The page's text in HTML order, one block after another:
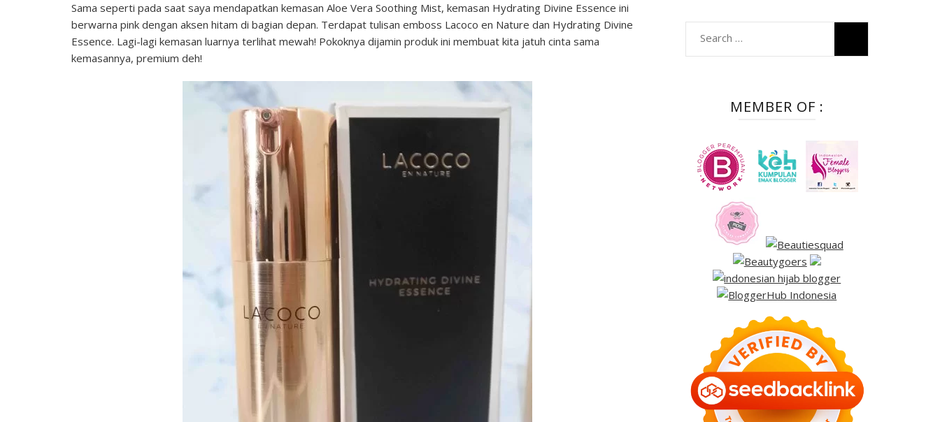
Sama seperti pada saat saya mendapatkan kemasan Aloe Vera Soothing Mist, kemasan Hydrating Divine Essence ini
berwarna pink dengan aksen hitam di bagian depan. Terdapat tulisan emboss Lacoco en Nature dan Hydrating Divine
Essence. Lagi-lagi kemasan luarnya terlihat mewah! Pokoknya dijamin produk ini membuat kita jatuh cinta sama
kemasannya, premium deh!
Search
for:
MEMBER OF :